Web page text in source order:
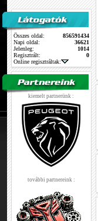
Összes oldal:
856591434
Napi oldal:
36621
Jelenleg:
1014
Regisztrált:
0
Online regisztráltak:
kiemelt partnerünk :
további partnereink :